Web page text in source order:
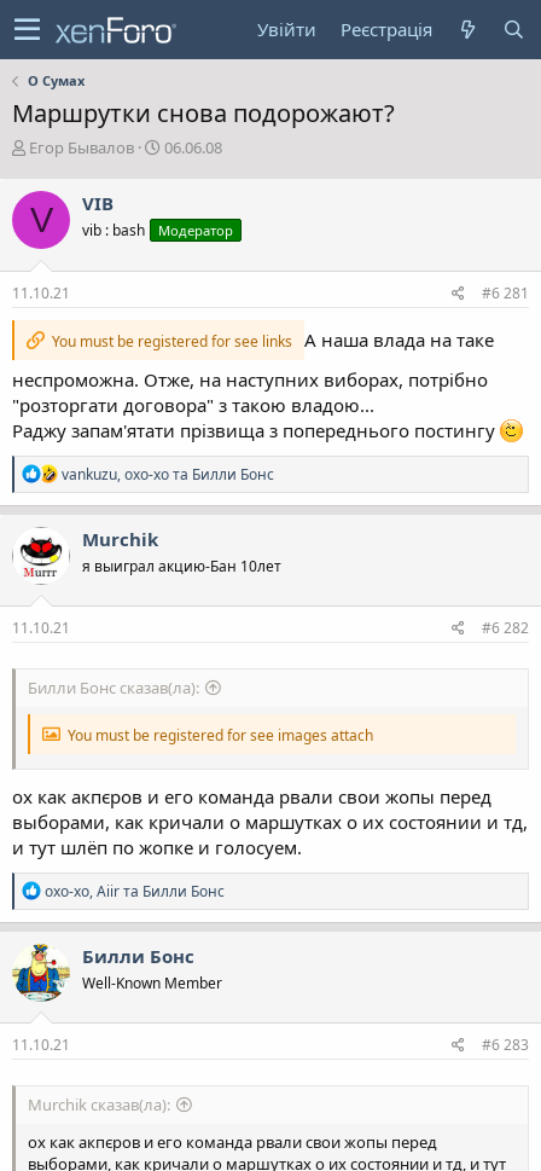
Увійти Реєстрація
О Сумах
Маршрутки снова подорожают?
А
т
о
т
е
м
и
Егор Бывалов
Д
с
в
р
е
н
н
я
06.06.08
V VIB
vib : bash Модератор
11.10.21 #6 281
You must be registered for see links А наша влада на таке
неспроможна. Отже, на наступних виборах, потрібно
"розторгати договора" з такою владою...
Раджу запам'ятати прізвища з попереднього постингу
Р
е
а
ц
:
vankuzu,oxo-xoта Билли Бонс
Murchik
я выиграл акцию-Бан 10лет
11.10.21 #6 282
Билли Бонс сказав(ла):
You must be registered for see images attach
ох как акпєров и его команда рвали свои жопы перед
выборами, как кричали о маршутках о их состоянии и тд,
и тут шлёп по жопке и голосуем.
Р
е
а
к
ц
і
ї
:
oxo-xo,Aiirта Билли Бонс
Билли Бонс
Well-Known Member
11.10.21 #6 283
Murchik сказав(ла):
ох как акпєров и его команда рвали свои жопы перед
выборами, как кричали о маршутках о их состоянии и тд, и тут